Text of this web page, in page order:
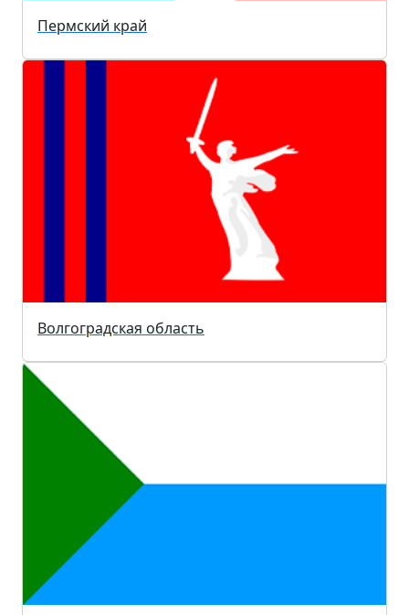
Пермский край
Волгоградская область